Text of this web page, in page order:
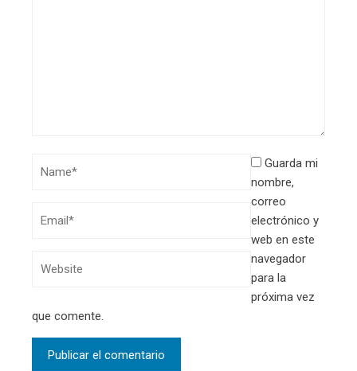
Guarda mi
nombre,
correo
electrónico y
web en este
navegador
para la
próxima vez
que comente.